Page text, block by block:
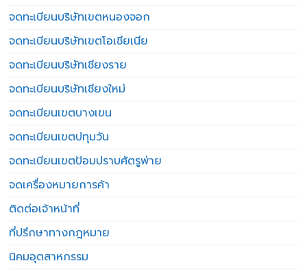
จดทะเบียนบริษัทเขตหนองจอก
จดทะเบียนบริษัทเขตโอเชียเนีย
จดทะเบียนบริษัทเชียงราย
จดทะเบียนบริษัทเชียงใหม่
จดทะเบียนเขตบางเขน
จดทะเบียนเขตปทุมวัน
จดทะเบียนเขตป้อมปราบศัตรูพ่าย
จดเครื่องหมายการค้า
ติดต่อเจ้าหน้าที่
ที่ปรึกษาทางกฎหมาย
นิคมอุตสาหกรรม